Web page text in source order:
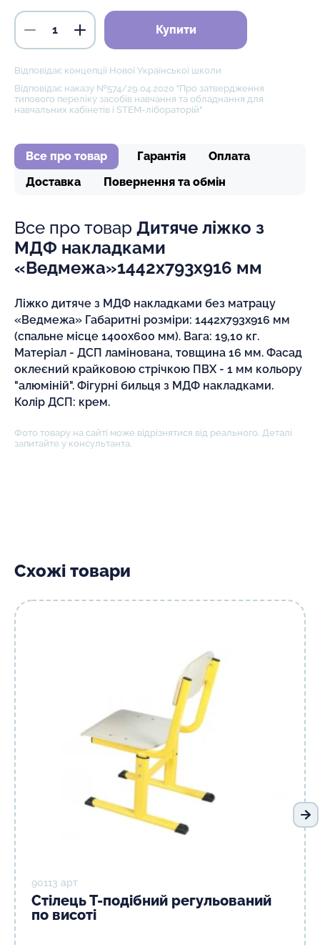
Купити
Відповідає концепції Нової Української школи
Відповідає наказу №574/29.04.2020 "Про затвердження
типового переліку засобів навчання та обладнання для
навчальних кабінетів і STEM-лібораторій"
Все про товар Гарантія
Оплата
Доставка
Повернення та обмін
Все про товар Дитяче ліжко з
МДФ накладками
«Ведмежа»1442х793х916 мм
Ліжко дитяче з МДФ накладками без матрацу
«Ведмежа» Габаритні розміри: 1442х793х916 мм
(спальне місце 1400х600 мм). Вага: 19,10 кг.
Матеріал - ДСП ламінована, товщина 16 мм. Фасад
оклеєний крайковою стрічкою ПВХ - 1 мм кольору
"алюміній". Фігурні бильця з МДФ накладками.
Колір ДСП: крем.
Фото товару на сайті може відрізнятися від реального. Деталі
запитайте у консультанта.
Схожі товари
90113 арт
Стілець Т-подібний регульований
по висоті